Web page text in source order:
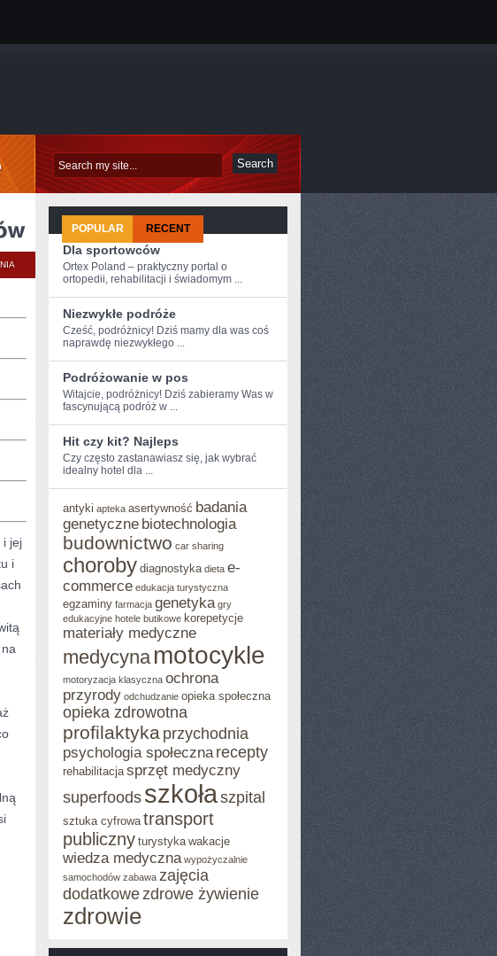
MEDIA
DAJĄ
MOŻLIWOŚĆ
REKLAMY
WIELU
PRODUKTÓW
i jej
i
POPULAR RECENT
Dla sportowców
Ortex Poland – praktyczny portal o
ortopedii, rehabilitacji i świadomym ...
Niezwykłe podróże
Cześć, podróżnicy! Dziś mamy ⁢dla was ‌coś
naprawdę niezwykłego ...
Podróżowanie w pos
Witajcie, podróżnicy! ⁢Dziś zabieramy Was​ w
fascynującą podróż‌ w ...
Hit czy kit? Najleps
Czy często zastanawiasz się, jak wybrać
‍idealny ​hotel dla ...
antyki apteka asertywność badania
genetyczne biotechnologia
budownictwo car sharing
choroby diagnostyka dieta e-
commerce edukacja turystyczna
egzaminy farmacja genetyka gry
edukacyjne hotele butikowe korepetycje
materiały medyczne
medycyna motocykle
motoryzacja klasyczna ochrona
przyrody odchudzanie opieka społeczna
opieka zdrowotna
profilaktyka przychodnia
psychologia społeczna recepty
rehabilitacja sprzęt medyczny
superfoods szkołaszpital
sztuka cyfrowa transport
publiczny turystyka wakacje
wiedza medyczna wypożyczalnie
samochodów zabawa zajęcia
dodatkowezdrowe żywienie
zdrowie